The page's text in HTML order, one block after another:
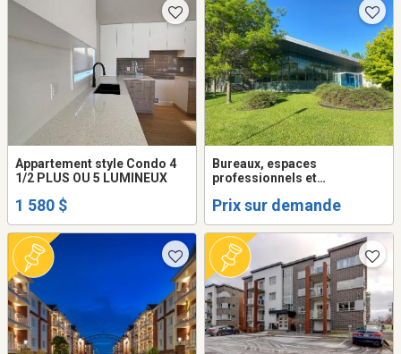
Appartement style Condo 4
1/2 PLUS OU 5 LUMINEUX
1 580 $
Bureaux, espaces
professionnels et
Drummondville
Prix sur demande